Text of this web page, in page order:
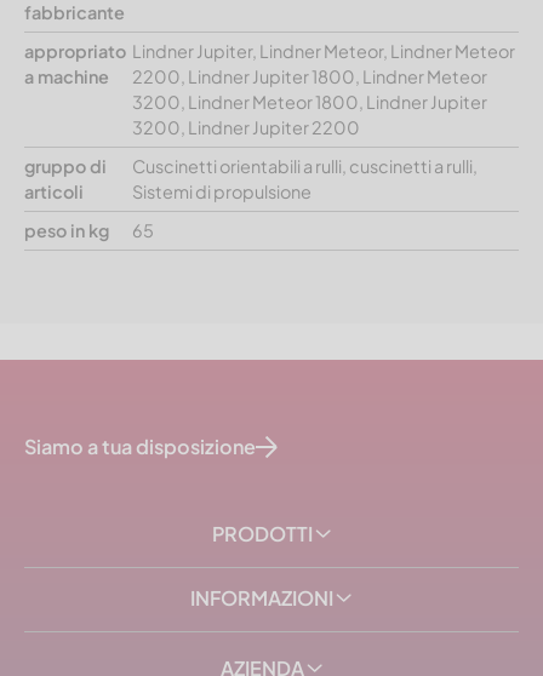
fabbricante
appropriato
a machine
Lindner Jupiter, Lindner Meteor, Lindner Meteor
2200, Lindner Jupiter 1800, Lindner Meteor
3200, Lindner Meteor 1800, Lindner Jupiter
3200, Lindner Jupiter 2200
gruppo di
articoli
Cuscinetti orientabili a rulli, cuscinetti a rulli,
Sistemi di propulsione
peso in kg
65
Siamo a tua disposizione
PRODOTTI
INFORMAZIONI
AZIENDA